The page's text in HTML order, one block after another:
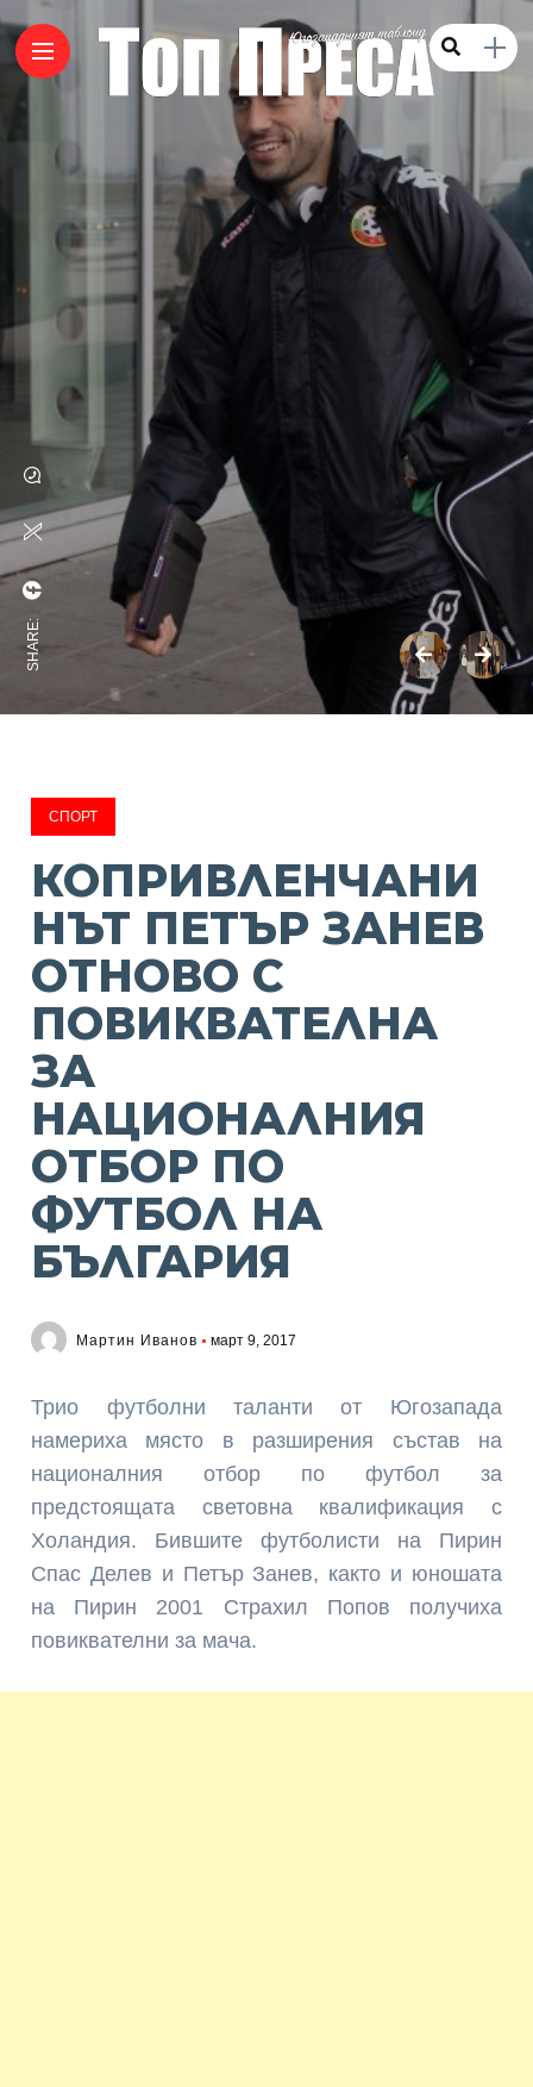
SHARE:
СПОРТ
КОПРИВЛЕНЧАНИ
НЪТ ПЕТЪР ЗАНЕВ
ОТНОВО С
ПОВИКВАТЕЛНА
ЗА
НАЦИОНАЛНИЯ
ОТБОР ПО
ФУТБОЛ НА
БЪЛГАРИЯ
Мартин Иванов март 9, 2017
Трио футболни таланти от Югозапада
намериха място в разширения състав на
националния отбор по футбол за
предстоящата световна квалификация с
Холандия. Бившите футболисти на Пирин
Спас Делев и Петър Занев, както и юношата
на Пирин 2001 Страхил Попов получиха
повиквателни за мача.